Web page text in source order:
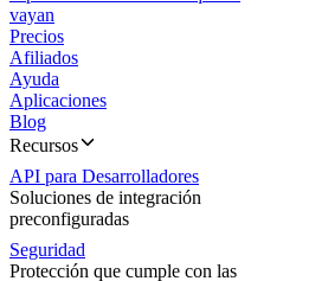
vayan
Precios
Afiliados
Ayuda
Aplicaciones
Blog
Recursos
API para Desarrolladores
Soluciones de integración
preconfiguradas
Seguridad
Protección que cumple con las